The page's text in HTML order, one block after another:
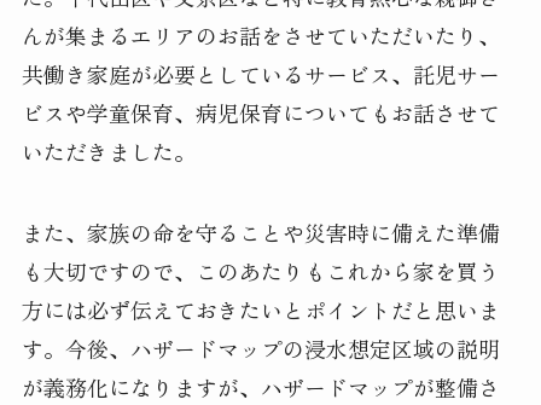
んが集まるエリアのお話をさせていただいたり、
共働き家庭が必要としているサービス、託児サー
ビスや学童保育、病児保育についてもお話させて
いただきました。
また、家族の命を守ることや災害時に備えた準備
も大切ですので、このあたりもこれから家を買う
方には必ず伝えておきたいとポイントだと思いま
す。今後、ハザードマップの浸水想定区域の説明
が義務化になりますが、ハザードマップが整備さ